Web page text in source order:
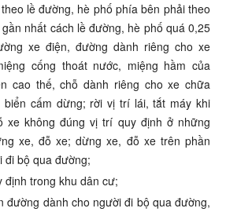
lề đường, hè phố phía bên phải theo
nhất cách lề đường, hè phố quá 0,25
xe điện, đường dành riêng cho xe
cống thoát nước, miệng hầm của
cao thế, chỗ dành riêng cho xe chữa
cấm dừng; rời vị trí lái, tắt máy khi
xe không đúng vị trí quy định ở những
xe, đỗ xe; dừng xe, đỗ xe trên phần
đi bộ qua đường;
định trong khu dân cư;
đường dành cho người đi bộ qua đường,